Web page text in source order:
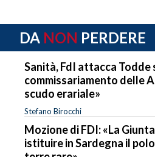
DA NON PERDERE
Sanità, FdI attacca Todde
commissariamento delle
scudo erariale»
Stefano Birocchi
Mozione di FDI: «La
istituire in Sardegna il